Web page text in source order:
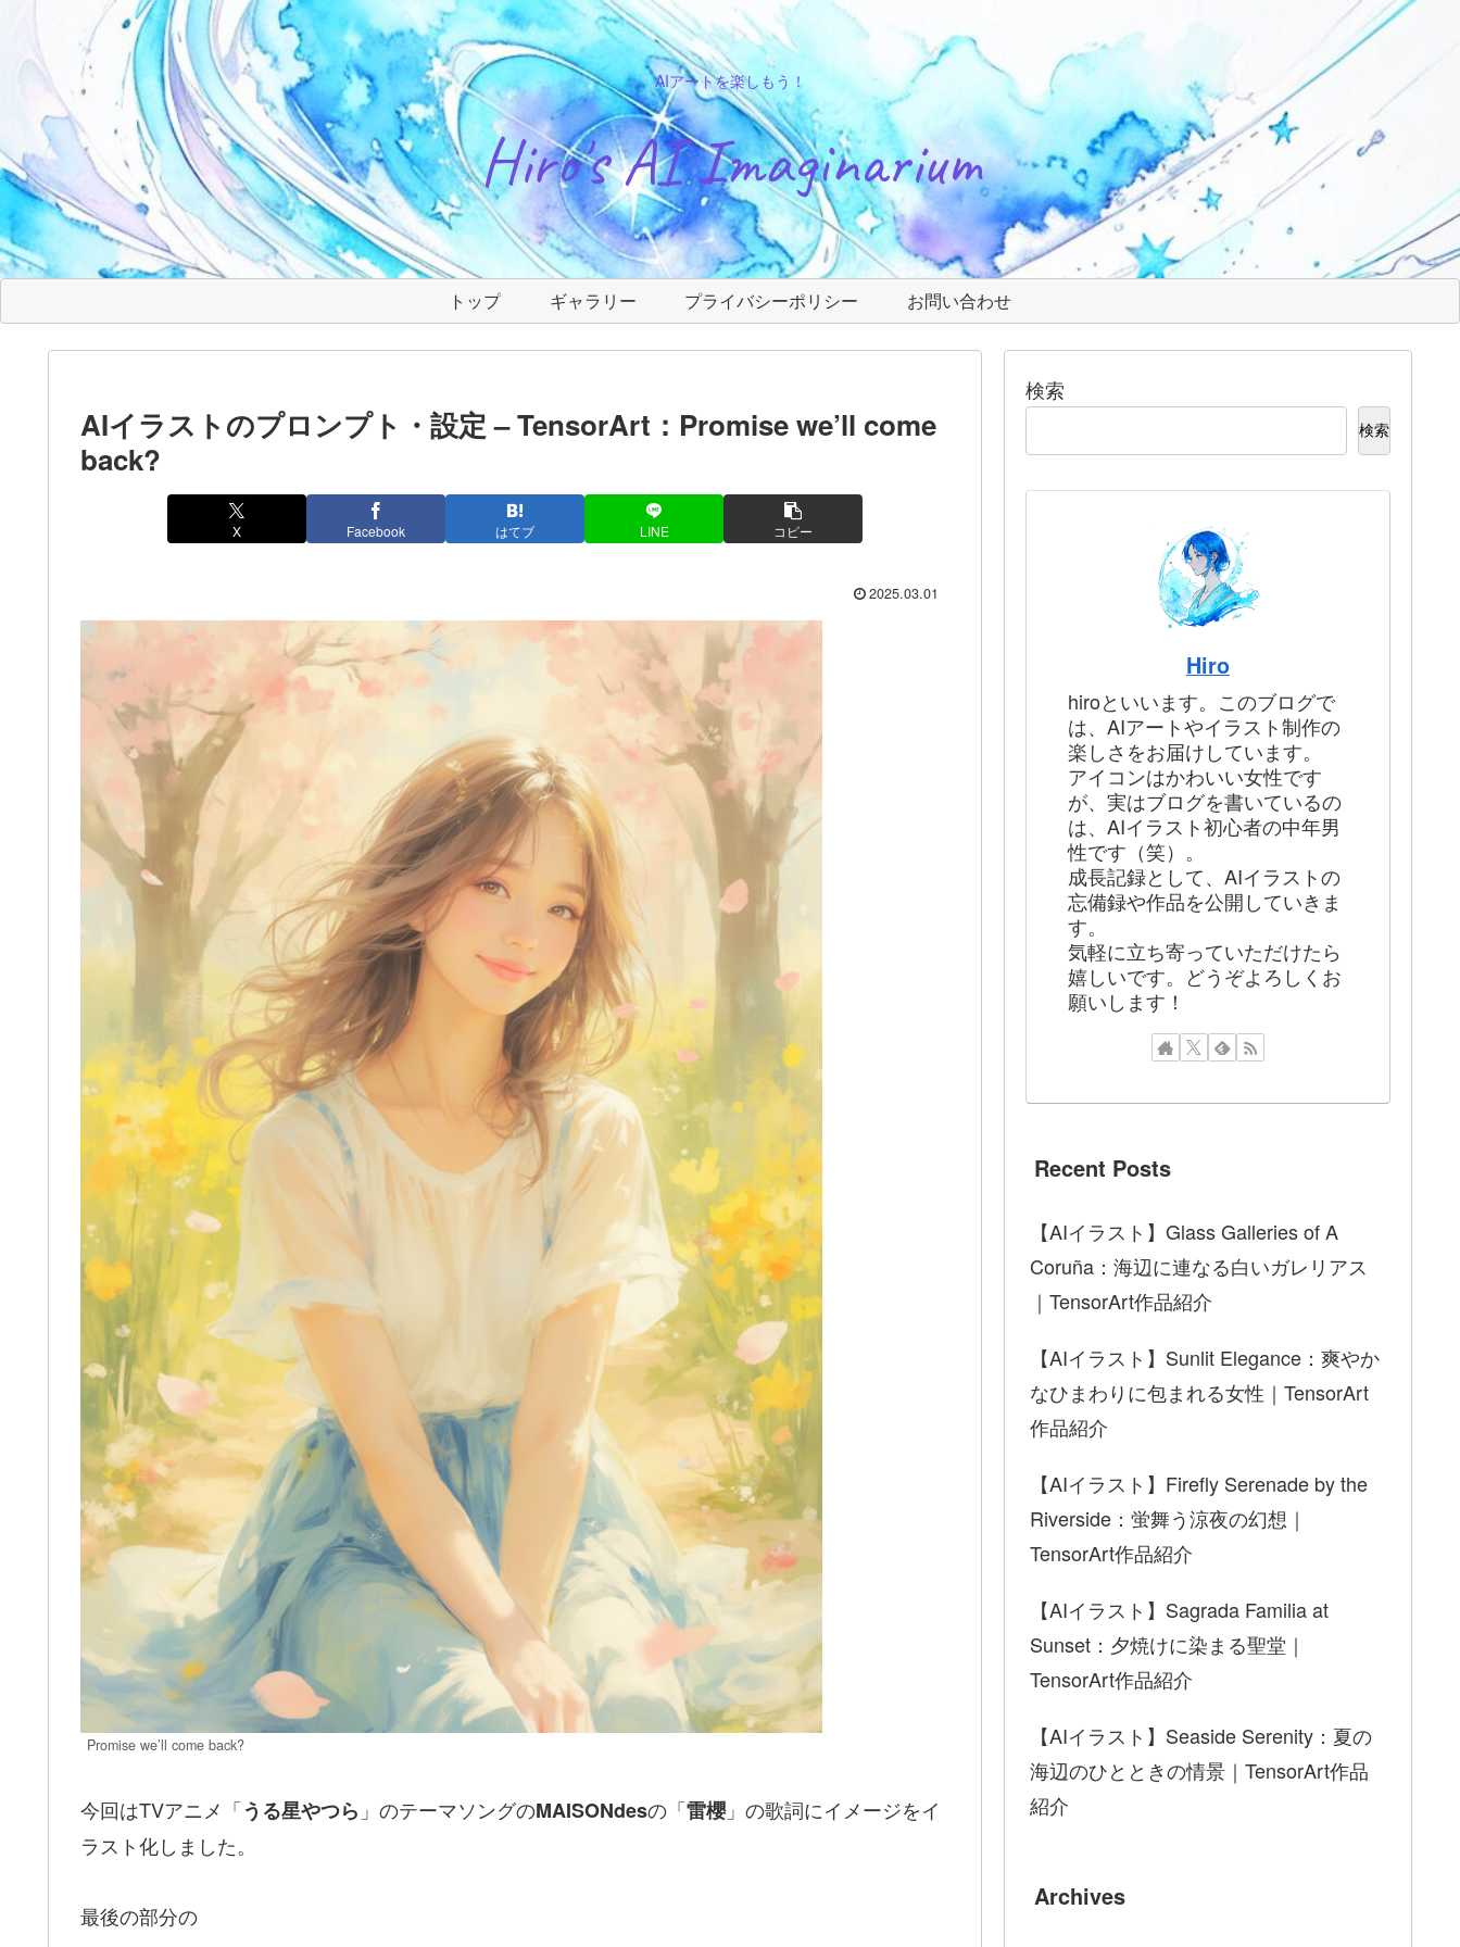
AIアートを楽しもう！
Hiro's AI Imaginarium
トップ ギャラリー プライバシーポリシー お問い合わせ
AIイラストのプロンプト・設定 – TensorArt：Promise we’ll come
back?
X Facebook はてブ LINE コピー
2025.03.01
Promise we’ll come back?
今回はTVアニメ「うる星やつら 」のテーマソングのMAISONdesの「雷櫻」の歌詞にイメージをイ
ラスト化しました。
最後の部分の
検索
検索
Hiro
hiroといいます。このブログで
は、AIアートやイラスト制作の
楽しさをお届けしています。
アイコンはかわいい女性です
が、実はブログを書いているの
は、AIイラスト初心者の中年男
性です（笑）。
成長記録として、AIイラストの
忘備録や作品を公開していきま
す。
気軽に立ち寄っていただけたら
嬉しいです。どうぞよろしくお
願いします！
Recent Posts
【AIイラスト】Glass Galleries of A
Coruña：海辺に連なる白いガレリアス
｜TensorArt作品紹介
【AIイラスト】Sunlit Elegance：爽やか
なひまわりに包まれる女性｜TensorArt
作品紹介
【AIイラスト】Firefly Serenade by the
Riverside：蛍舞う涼夜の幻想｜
TensorArt作品紹介
【AIイラスト】Sagrada Familia at
Sunset：夕焼けに染まる聖堂｜
TensorArt作品紹介
【AIイラスト】Seaside Serenity：夏の
海辺のひとときの情景｜TensorArt作品
紹介
Archives